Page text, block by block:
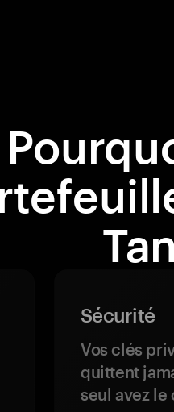
Sécurité
Vos clés
quittent
seul avez le